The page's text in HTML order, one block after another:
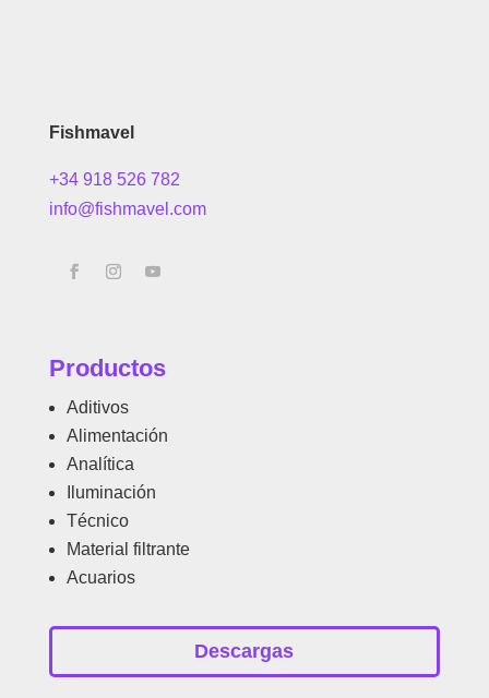
Fishmavel
+34 918 526 782
info@fishmavel.com
Productos
Aditivos
Alimentación
Analítica
Iluminación
Técnico
Material filtrante
Acuarios
Descargas